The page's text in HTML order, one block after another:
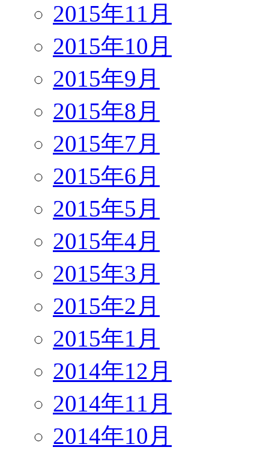
2015年11月
2015年10月
2015年9月
2015年8月
2015年7月
2015年6月
2015年5月
2015年4月
2015年3月
2015年2月
2015年1月
2014年12月
2014年11月
2014年10月